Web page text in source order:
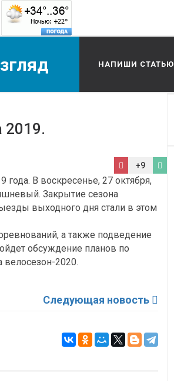
НАПИШИ СТАТЬЮ
2019.
+9
В воскресенье, 27 октября,
Закрытие сезона
выходного дня стали в этом
а также подведение
обсуждение планов по
2020.
Следующая новость